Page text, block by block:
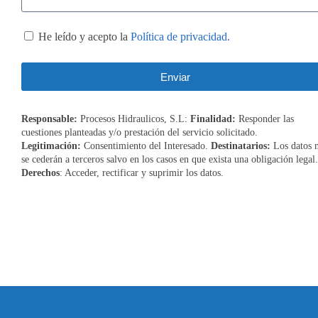
He leído y acepto la Política de privacidad.
Enviar
Responsable: Procesos Hidraulicos, S.L: Finalidad: Responder las
cuestiones planteadas y/o prestación del servicio solicitado.
Legitimación: Consentimiento del Interesado. Destinatarios: Los datos
se cederán a terceros salvo en los casos en que exista una obligación legal.
Derechos: Acceder, rectificar y suprimir los datos.